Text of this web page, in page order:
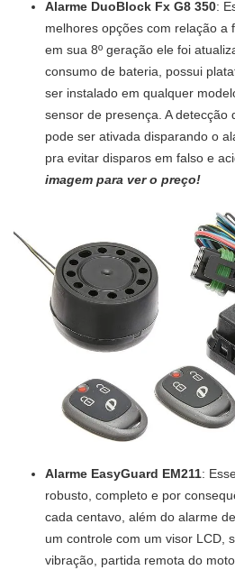
Alarme DuoBlock Fx G8 350:
melhores opções com relação a
em sua 8º geração ele foi
consumo de bateria, possui
ser instalado em qualquer
sensor de presença. A detecção
pode ser ativada disparando o
pra evitar disparos em falso e
imagem para ver o preço!
Alarme EasyGuard EM211:
robusto, completo e por
cada centavo, além do alarme
um controle com um visor LCD,
vibração, partida remota do